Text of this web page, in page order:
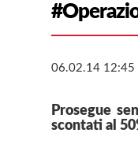
06.02.14 12:45
Prosegue
scontati al